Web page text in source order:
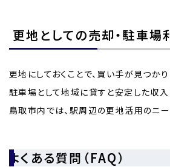
更地としての売却・駐車場
更地にしておくことで、買い手が見つか
駐車場として地域に貸すと安定した収入
鳥取市内では、駅周辺の更地活用のニー
よくある質問（FAQ）